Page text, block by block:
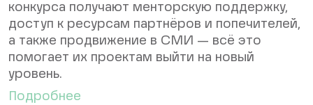
конкурса получают менторскую поддержку,
доступ к ресурсам партнёров и попечителей,
а также продвижение в СМИ — всё это
помогает их проектам выйти на новый
уровень.
Подробнее